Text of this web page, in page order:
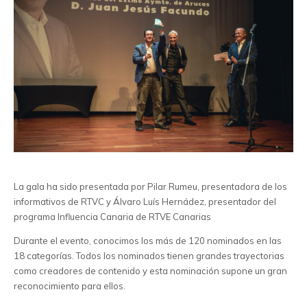
La gala ha sido presentada por Pilar Rumeu, presentadora de los
informativos de RTVC y Álvaro Luís Hernádez, presentador del
programa Influencia Canaria de RTVE Canarias
Durante el evento, conocimos los más de 120 nominados en las
18 categorías. Todos los nominados tienen grandes trayectorias
como creadores de contenido y esta nominación supone un gran
reconocimiento para ellos.